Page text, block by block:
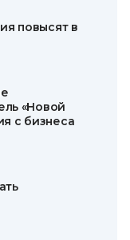
повысят в
«Новой
с бизнеса